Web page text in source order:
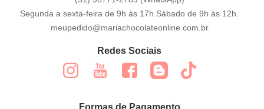
Segunda a sexta-feira de 9h às 17h.Sábado de 9h às 12h.
meupedido@mariachocolateonline.com.br
Redes Sociais
Formas de Pagamento